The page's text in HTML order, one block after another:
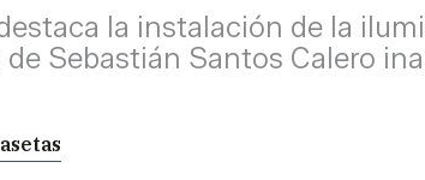
la instalación de la
Sebastián Santos Calero